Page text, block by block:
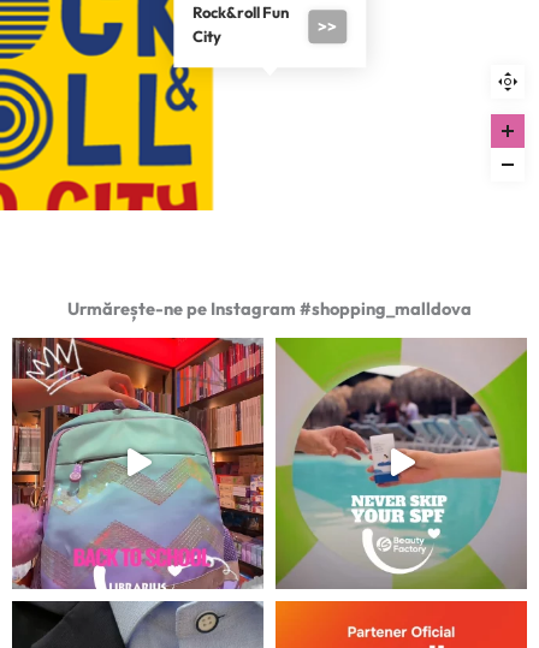
Rock&roll Fun
City
>>
Urmărește-ne pe Instagram #shopping_malldova